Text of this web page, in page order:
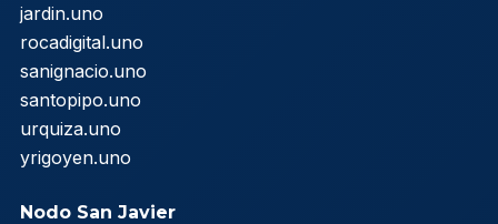
jardin.uno
rocadigital.uno
sanignacio.uno
santopipo.uno
urquiza.uno
yrigoyen.uno
Nodo San Javier